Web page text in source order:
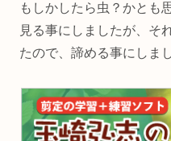
もしかしたら虫？かとも
見る事にしましたが、そ
たので、諦める事にしま